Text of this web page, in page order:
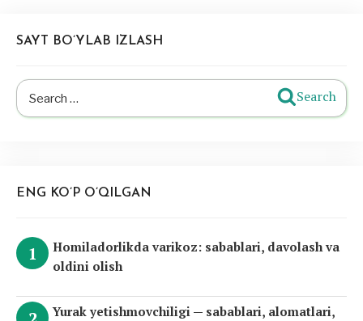
SAYT BO’YLAB IZLASH
Search
for:
Search
ENG KO’P O’QILGAN
Homiladorlikda varikoz: sabablari, davolash va
oldini olish
Yurak yetishmovchiligi — sabablari, alomatlari,